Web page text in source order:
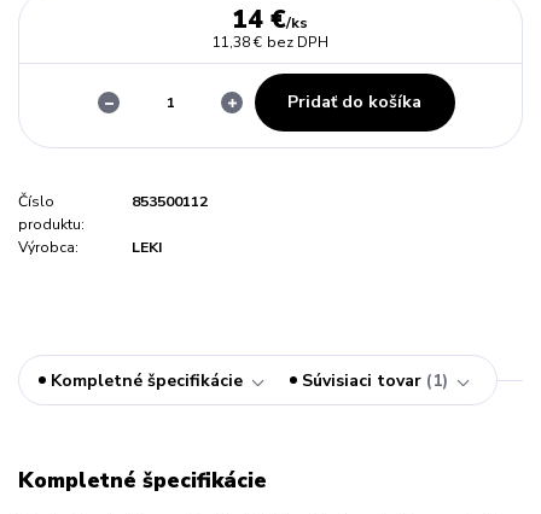
14 €/ks
11,38 € bez DPH
Pridať do košíka
Číslo
produktu:
853500112
Výrobca: LEKI
Kompletné špecifikácie Súvisiaci tovar 1
Kompletné špecifikácie